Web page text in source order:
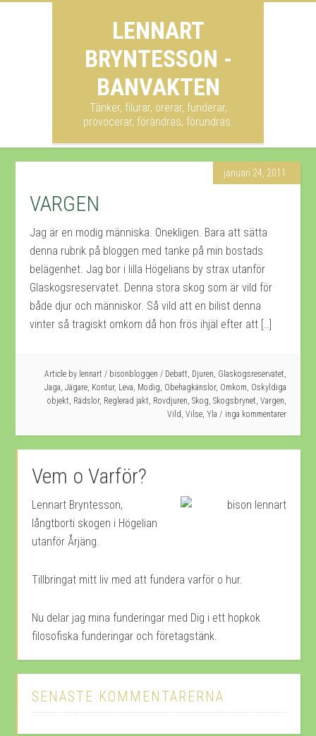
LENNART
BRYNTESSON -
BANVAKTEN
Tänker, filurar, orerar, funderar,
provocerar, förändras, förundras.
januari 24, 2011
VARGEN
Jag är en modig människa. Onekligen. Bara att sätta
denna rubrik på bloggen med tanke på min bostads
belägenhet. Jag bor i lilla Högelians by strax utanför
Glaskogsreservatet. Denna stora skog som är vild för
både djur och människor. Så vild att en bilist denna
vinter så tragiskt omkom då hon frös ihjäl efter att […]
Article by lennart / bisonbloggen / Debatt, Djuren, Glaskogsreservatet,
Jaga, Jägare, Kontur, Leva, Modig, Obehagkänslor, Omkom, Oskyldiga
objekt, Rädslor, Reglerad jakt, Rovdjuren, Skog, Skogsbrynet, Vargen,
Vild, Vilse, Yla inga kommentarer
Vem o Varför?
Lennart Bryntesson,
långtborti skogen i Högelian
utanför Årjäng.
Tillbringat mitt liv med att fundera varför o hur.
Nu delar jag mina funderingar med Dig i ett hopkok
filosofiska funderingar och företagstänk.
SENASTE KOMMENTARERNA